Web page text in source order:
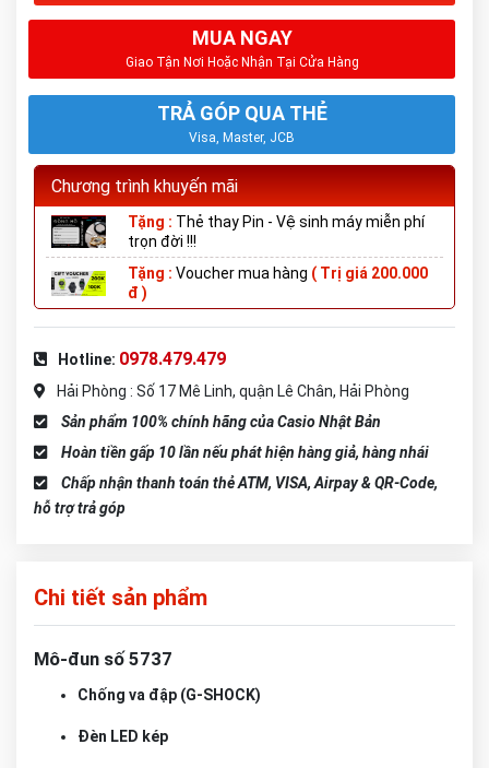
MUA NGAY
Giao Tận Nơi Hoặc Nhận Tại Cửa Hàng
TRẢ GÓP QUA THẺ
Visa, Master, JCB
Chương trình khuyến mãi
Tặng : Thẻ thay Pin - Vệ sinh máy miễn phí
trọn đời !!!
Tặng : Voucher mua hàng ( Trị giá 200.000
đ )
Hotline: 0978.479.479
Hải Phòng : Số 17 Mê Linh, quận Lê Chân, Hải Phòng
Sản phẩm 100% chính hãng của Casio Nhật Bản
Hoàn tiền gấp 10 lần nếu phát hiện hàng giả, hàng nhái
Chấp nhận thanh toán thẻ ATM, VISA, Airpay & QR-Code,
hỗ trợ trả góp
Chi tiết sản phẩm
Mô-đun số 5737
Chống va đập (G-SHOCK)
Đèn LED kép